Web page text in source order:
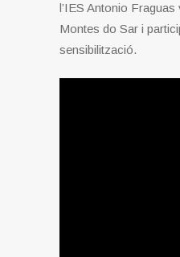
l’IES Antonio
Montes do Sar i
sensibilització.